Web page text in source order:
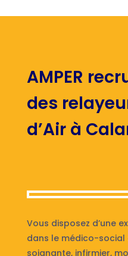
AMPER
des
d’Air à
Vous disposez d’une
dans le médico-social
soignante, infirmier,